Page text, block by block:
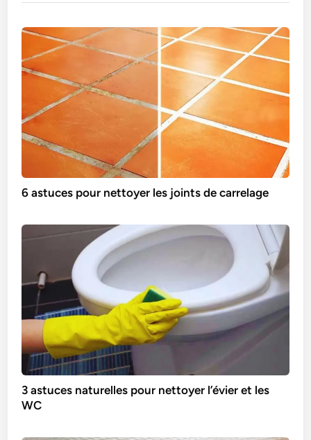
6 astuces pour nettoyer les joints de carrelage
3 astuces naturelles pour nettoyer l’évier et les
WC